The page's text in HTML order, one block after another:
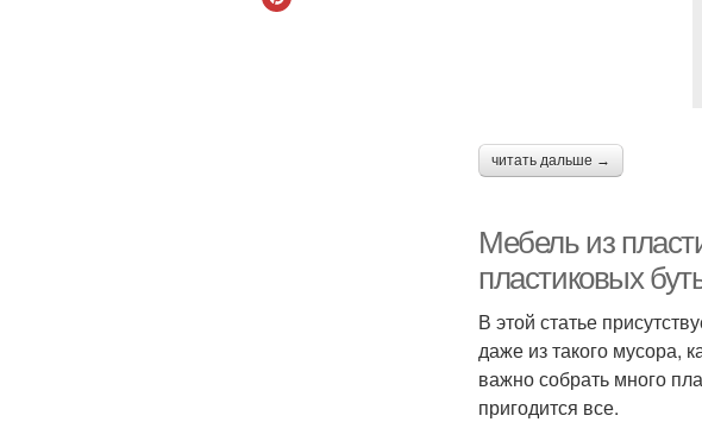
читать дальше →
Мебель из
пластиковых
В этой статье
даже из такого мусора,
важно собрать много
пригодится все.